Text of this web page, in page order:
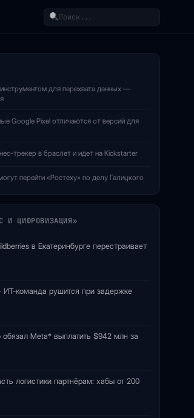
Поиск
для перехвата данных —
Google Pixel отличаются от версий для
трекер в браслет и идет на Kickstarter
перейти «Ростеху» по делу Галицкого
И ЦИФРОВИЗАЦИЯ»
в Екатеринбурге перестраивает
команда рушится при задержке
Meta* выплатить $942 млн за
логистики партнёрам: хабы от 200